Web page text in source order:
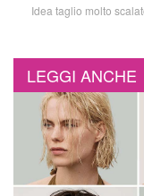
Idea taglio molto
LEGGI ANCHE